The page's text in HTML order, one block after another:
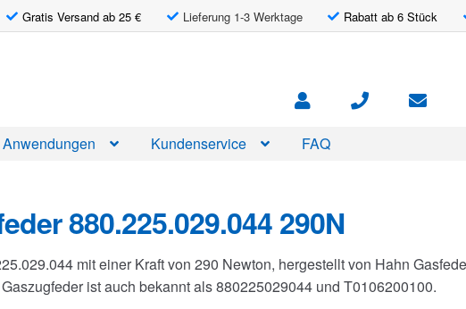
Gratis Versand ab 25 € Lieferung 1-3 Werktage Rabatt ab 6 Stück
Anwendungen Kundenservice FAQ
880.225.029.044 290N
mit einer Kraft von 290 Newton, hergestellt von Hahn
ist auch bekannt als 880225029044 und T0106200100.